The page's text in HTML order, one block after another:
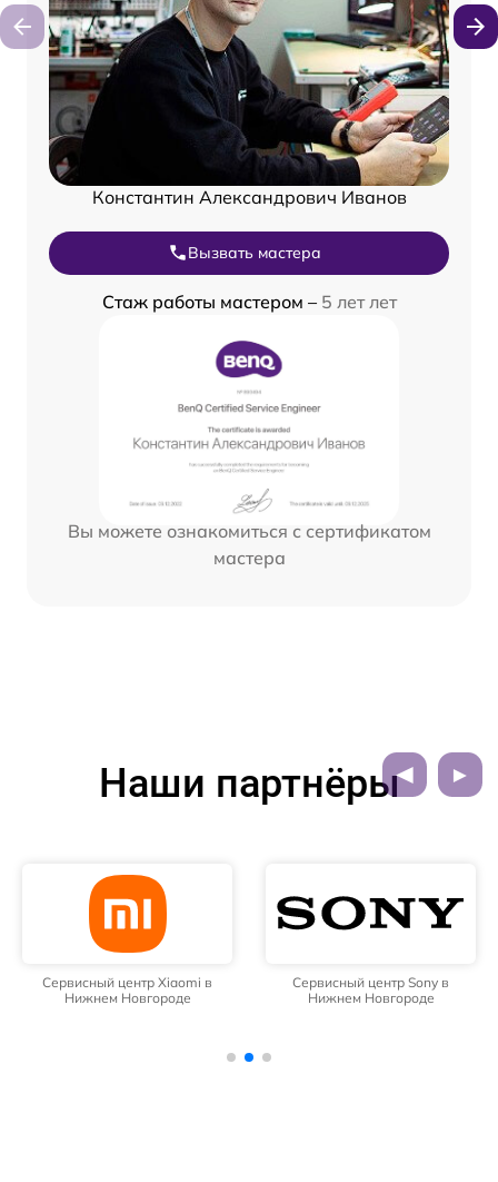
Константин Александрович Иванов
Вызвать мастера
Стаж работы мастером – 5 лет лет
Вы можете ознакомиться с сертификатом
мастера
Наши партнёры
Сервисный центр Xiaomi в
Нижнем Новгороде
Сервисный центр Sony в
Нижнем Новгороде